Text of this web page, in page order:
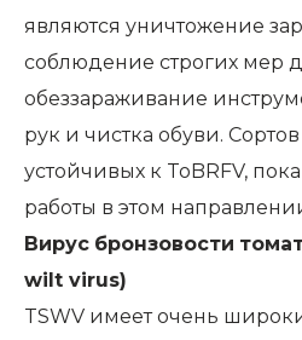
являются уничтожение
соблюдение строгих мер
обеззараживание
рук и чистка обуви.
устойчивых к ToBRFV,
работы в этом
Вирус бронзовости
wilt virus)
TSWV имеет очень